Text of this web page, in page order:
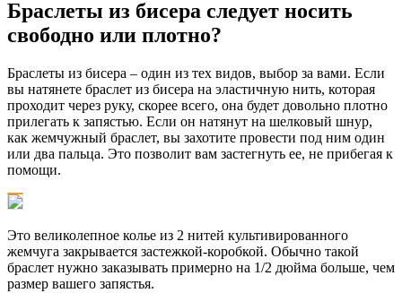
Браслеты из бисера следует носить
свободно или плотно?
Браслеты из бисера – один из тех видов, выбор за вами. Если
вы натянете браслет из бисера на эластичную нить, которая
проходит через руку, скорее всего, она будет довольно плотно
прилегать к запястью. Если он натянут на шелковый шнур,
как жемчужный браслет, вы захотите провести под ним один
или два пальца. Это позволит вам застегнуть ее, не прибегая к
помощи.
Это великолепное колье из 2 нитей культивированного
жемчуга закрывается застежкой-коробкой. Обычно такой
браслет нужно заказывать примерно на 1/2 дюйма больше, чем
размер вашего запястья.